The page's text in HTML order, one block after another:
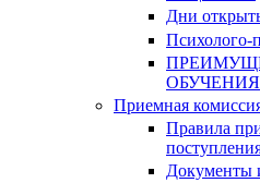
Дни
Психолого-
ОБУЧЕНИЯ
Приемная
Правила
Документы